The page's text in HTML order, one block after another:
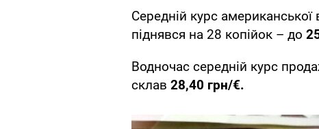
Середній курс
піднявся на 28 копійок – до
Водночас середній курс
склав 28,40 грн/€.